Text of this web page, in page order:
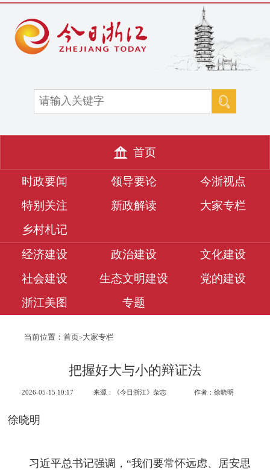
首页
时政要闻 领导要论
今浙视点
特别关注
新政解读
大家专栏
乡村札记
经济建设
政治建设
文化建设
社会建设
生态文明建设
党的建设
浙江美图
专题
当前位置： 首页>大家专栏
把握好大与小的辩证法
2026-05-15 10:17 来源：《今日浙江》杂志 作者：徐晓明
徐晓明
习近平总书记强调，“我们要常怀远虑、居安思